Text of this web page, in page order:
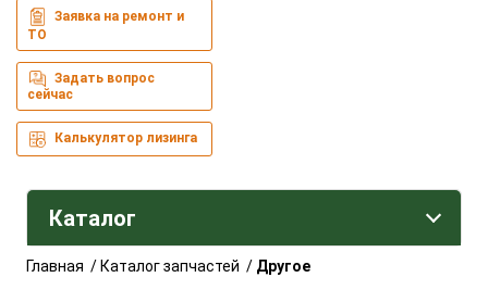
Заявка на ремонт и
ТО
Задать вопрос
сейчас
Калькулятор лизинга
Каталог
Главная /Каталог запчастей / Другое